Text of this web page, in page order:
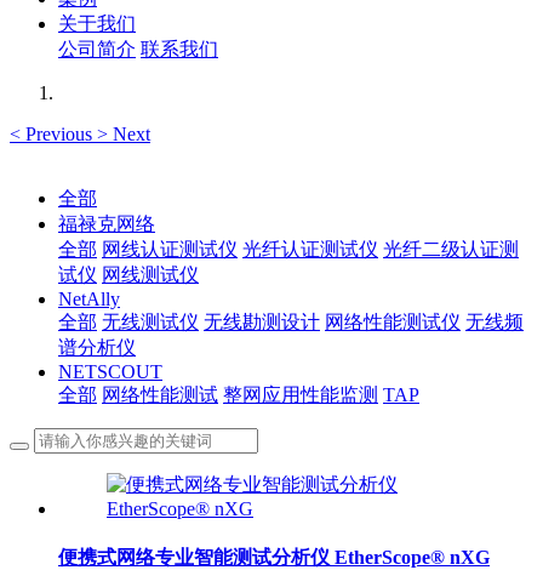
关于我们
公司简介 联系我们
< Previous > Next
全部
福禄克网络
全部 网线认证测试仪 光纤认证测试仪 光纤二级认证测
试仪 网线测试仪
NetAlly
全部 无线测试仪 无线勘测设计 网络性能测试仪 无线频
谱分析仪
NETSCOUT
全部 网络性能测试 整网应用性能监测 TAP
便携式网络专业智能测试分析仪 EtherScope® nXG